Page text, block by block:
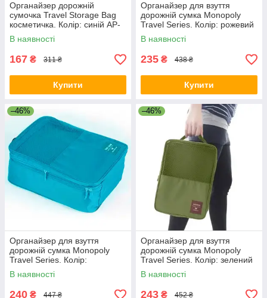
Органайзер дорожній
сумочка Travel Storage Bag
косметичка. Колір: синій AP-
79
В наявності
167 ₴ 311 ₴
Купити
Органайзер для взуття
дорожній сумка Monopoly
Travel Series. Колір: рожевий
IO-69
В наявності
235 ₴ 438 ₴
Купити
–46%
Органайзер для взуття
дорожній сумка Monopoly
Travel Series. Колір:
блакитний HT-84
В наявності
240 ₴ 447 ₴
–46%
Органайзер для взуття
дорожній сумка Monopoly
Travel Series. Колір: зелений
EF-32
В наявності
243 ₴ 452 ₴